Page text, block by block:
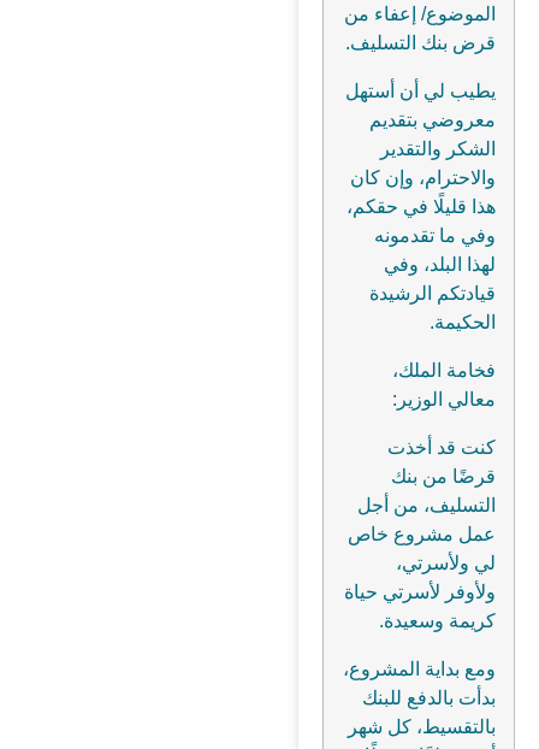
الموضوع/ إعفاء من
قرض بنك التسليف.
يطيب لي أن أستهل
معروضي بتقديم
الشكر والتقدير
والاحترام، وإن كان
هذا قليلًا في حقكم،
وفي ما تقدمونه
لهذا البلد، وفي
قيادتكم الرشيدة
الحكيمة.
فخامة الملك،
معالي الوزير:
كنت قد أخذت
قرضًا من بنك
التسليف، من أجل
عمل مشروع خاص
لي ولأسرتي،
ولأوفر لأسرتي حياة
كريمة وسعيدة.
ومع بداية المشروع،
بدأت بالدفع للبنك
بالتقسيط، كل شهر